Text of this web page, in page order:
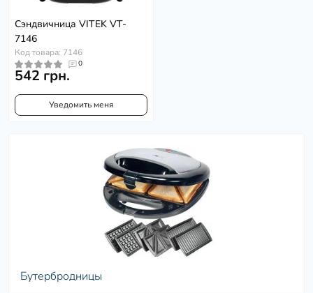
Сэндвичница VITEK VT-
7146
Код товара: 7146
0
542 грн.
Уведомить меня
Бутербродницы